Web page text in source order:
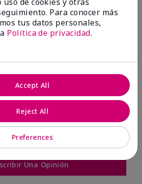
3.9
Una Opinión
Para conocer más
tus datos personales,
Política de privacidad.
Preferences
Reject All
Accept All